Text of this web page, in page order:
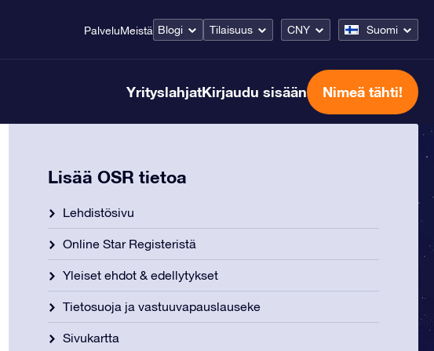
PalveluMeistä Blogi Tilaisuus CNY Suomi
YrityslahjatKirjaudu sisään Nimeä tähti!
Lisää OSR tietoa
Lehdistösivu
Online Star Registeristä
Yleiset ehdot & edellytykset
Tietosuoja ja vastuuvapauslauseke
Sivukartta